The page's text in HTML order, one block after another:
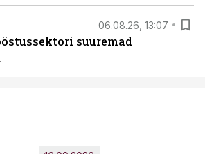
06.08.26, 13:07
suuremad